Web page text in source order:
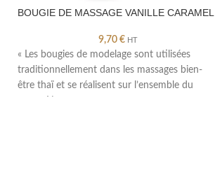
BOUGIE DE MASSAGE VANILLE CARAMEL
9,70 € HT
« Les bougies de modelage sont utilisées
traditionnellement dans les massages bien-
être thaï et se réalisent sur l’ensemble du